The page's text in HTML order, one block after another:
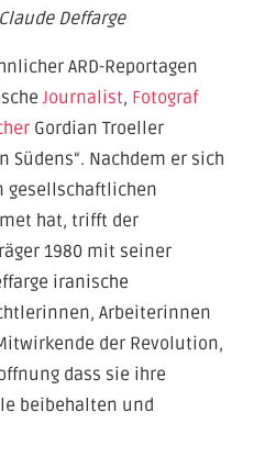
Deffarge
ARD-Reportagen
Journalist, Fotograf
Gordian Troeller
Südens“. Nachdem er sich
gesellschaftlichen
hat, trifft der
1980 mit seiner
iranische
Arbeiterinnen
der Revolution,
dass sie ihre
beibehalten und